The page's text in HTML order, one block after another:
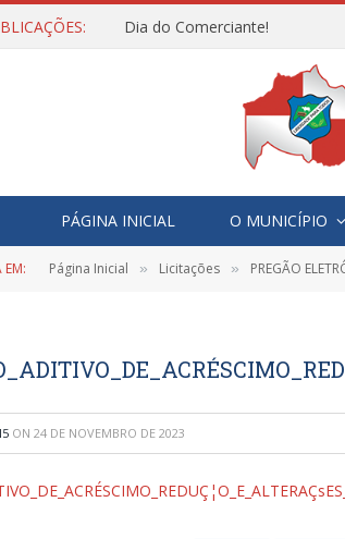
Dia do Comerciante!
PÁGINA INICIAL O MUNICÍPIO
EM: Página Inicial » Licitações » PREGÃO
ON 24 DE NOVEMBRO DE 2023